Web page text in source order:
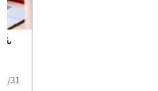
ん
31